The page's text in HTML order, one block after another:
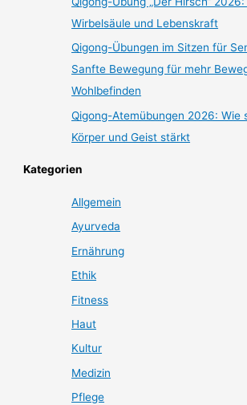
Wirbelsäule und Lebenskraft
Qigong-Übungen im Sitzen für
Sanfte Bewegung für mehr
Wohlbefinden
Qigong-Atemübungen 2026: Wie
Körper und Geist stärkt
Kategorien
Allgemein
Ayurveda
Ernährung
Ethik
Fitness
Haut
Kultur
Medizin
Pflege